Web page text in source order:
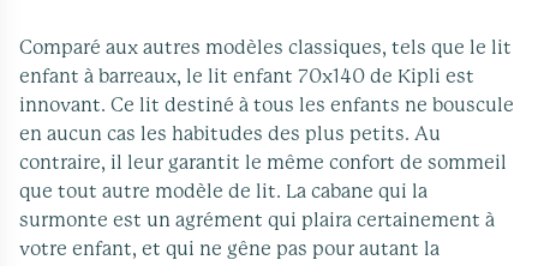
Comparé aux autres modèles classiques, tels que le lit
enfant à barreaux, le lit enfant 70x140 de Kipli est
innovant. Ce lit destiné à tous les enfants ne bouscule
en aucun cas les habitudes des plus petits. Au
contraire, il leur garantit le même confort de sommeil
que tout autre modèle de lit. La cabane qui la
surmonte est un agrément qui plaira certainement à
votre enfant, et qui ne gêne pas pour autant la